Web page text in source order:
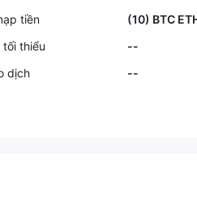
tiền
(10) BTC
thiểu
--
dịch
--